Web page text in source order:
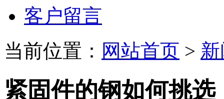
客户留言
当前位置： 网站首页 >
紧固件的钢如何挑选